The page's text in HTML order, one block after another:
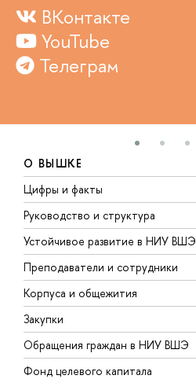
ВКонтакте
YouTube
Телеграм
О ВЫШКЕ
Цифры и факты
Руководство и структура
Устойчивое развитие в НИУ ВШЭ
Преподаватели и сотрудники
Корпуса и общежития
Закупки
Обращения граждан в НИУ ВШЭ
Фонд целевого капитала